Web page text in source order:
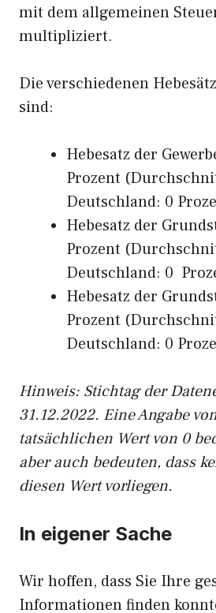
mit dem allgemeinen
multipliziert.
Die verschiedenen
sind:
Hebesatz der
Prozent
Deutschland: 0
Hebesatz der
Prozent
Deutschland: 0
Hebesatz der
Prozent
Deutschland: 0
Hinweis: Stichtag der
31.12.2022. Eine Angabe
tatsächlichen Wert von 0
aber auch bedeuten, dass
diesen Wert vorliegen.
In eigener Sache
Wir hoffen, dass Sie Ihre
Informationen finden